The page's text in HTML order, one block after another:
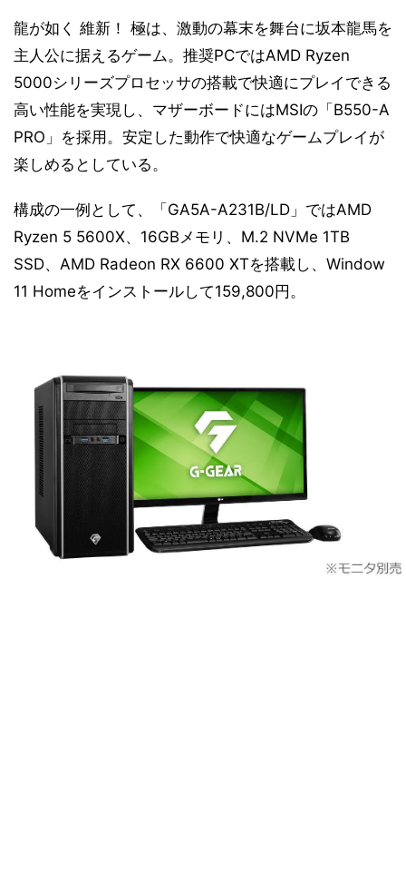
龍が如く 維新！ 極は、激動の幕末を舞台に坂本龍馬を
主人公に据えるゲーム。推奨PCではAMD Ryzen
5000シリーズプロセッサの搭載で快適にプレイできる
高い性能を実現し、マザーボードにはMSIの「B550-A
PRO」を採用。安定した動作で快適なゲームプレイが
楽しめるとしている。
構成の一例として、「GA5A-A231B/LD」ではAMD
Ryzen 5 5600X、16GBメモリ、M.2 NVMe 1TB
SSD、AMD Radeon RX 6600 XTを搭載し、Window
11 Homeをインストールして159,800円。